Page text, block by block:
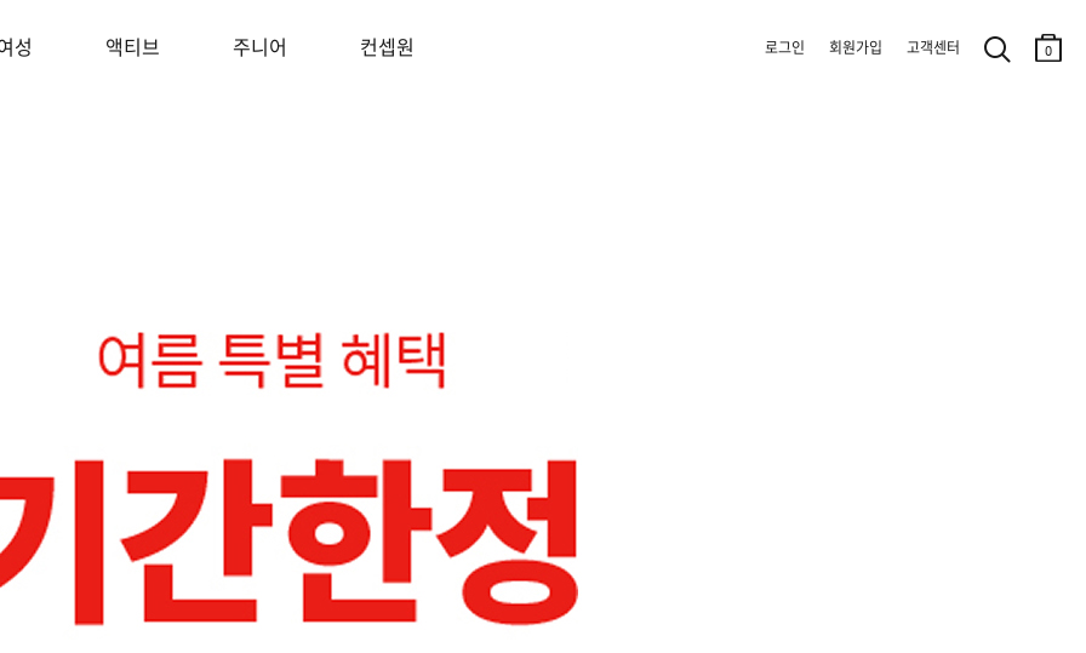
성 액티브 주니어 컨셉원 로그인 회원가입 고객센터 0